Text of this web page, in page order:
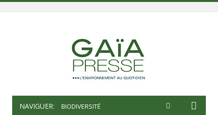
NAVIGUER: BIODIVERSITÉ